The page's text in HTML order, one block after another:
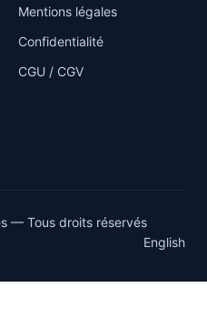
Mentions légales
Confidentialité
CGU / CGV
— Tous droits réservés
English